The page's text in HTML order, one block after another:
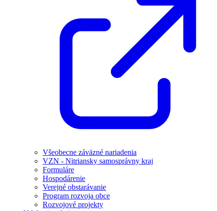
Všeobecne záväzné nariadenia
VZN - Nitriansky samosprávny kraj
Formuláre
Hospodárenie
Verejné obstarávanie
Program rozvoja obce
Rozvojové projekty